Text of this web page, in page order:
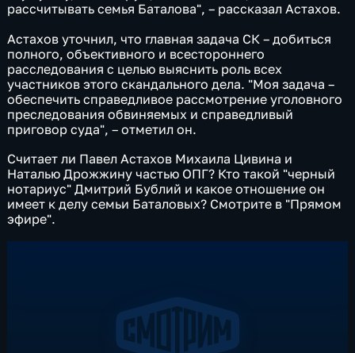
рассчитывать семья Баталова", – рассказал Астахов.
Астахов уточнил, что главная задача СК – добиться
полного, объективного и всестороннего
расследования с целью выяснить роль всех
участников этого скандального дела. "Моя задача –
обеспечить справедливое рассмотрение уголовного
преследования обвиняемых и справедливый
приговор суда", – отметил он.
Считает ли Павел Астахов Михаила Цивина и
Наталью Дрожжину частью ОПГ? Кто такой "черный
нотариус" Дмитрий Бублий и какое отношение он
имеет к делу семьи Баталовых? Смотрите в "Прямом
эфире".